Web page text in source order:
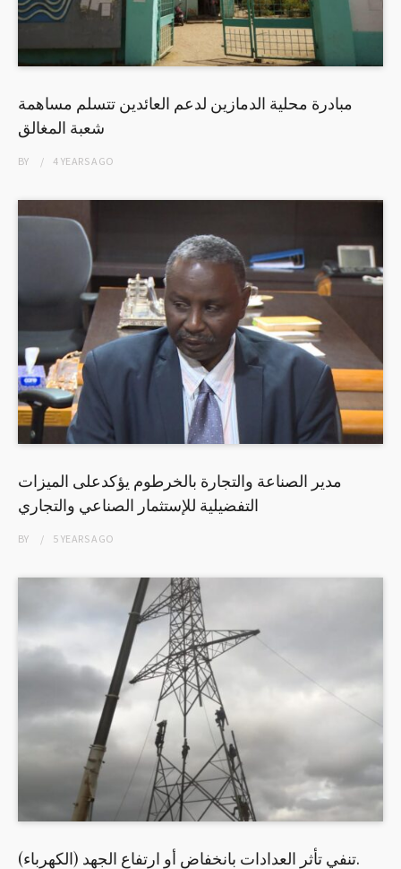
مبادرة محلية الدمازين لدعم العائدين تتسلم مساهمة
شعبة المغالق
BY 4 YEARSAGO
مدير الصناعة والتجارة بالخرطوم يؤكدعلى الميزات
التفضيلية للإستثمار الصناعي والتجاري
BY 5 YEARSAGO
(الكهرباء) تنفي تأثر العدادات بانخفاض أو ارتفاع الجهد.